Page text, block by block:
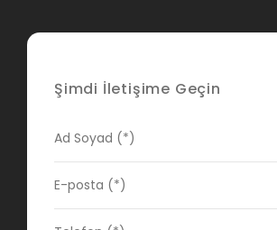
Şimdi İletişime Geçin